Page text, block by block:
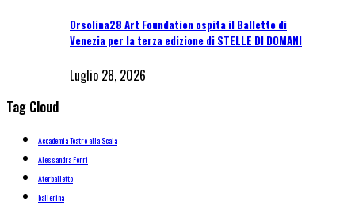
Orsolina28 Art Foundation ospita il Balletto di
Venezia per la terza edizione di STELLE DI DOMANI
Luglio 28, 2026
Tag Cloud
Accademia Teatro alla Scala
Alessandra Ferri
Aterballetto
ballerina